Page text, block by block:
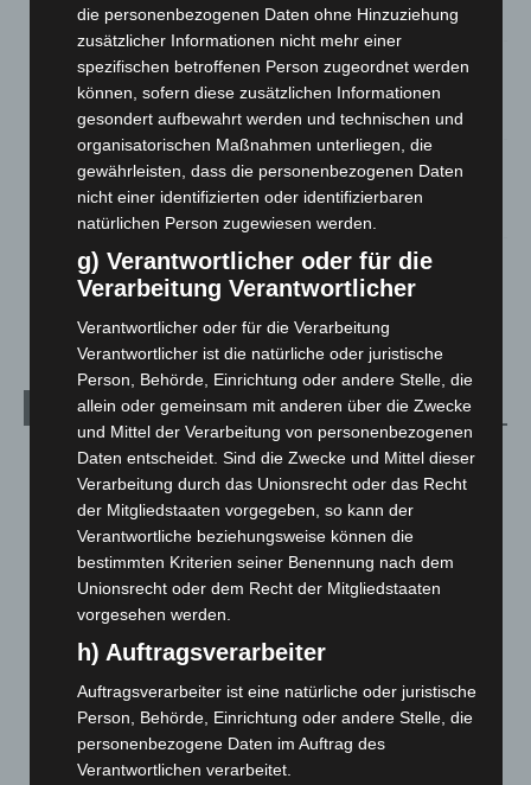
3. August 2026
Hannover: Polizei stoppt 166 Trunkenheitsfahrten bei
Großkontrolle
2. August 2026
Hannover Klassik Open Air 2026: Französische Oper im
Maschpark
2. August 2026
Schwarz Digits und Zscaler starten souveräne Cloud-
Sicherheitsplattform für Europa
Kategorien
Blaulicht
2.797
Corona-News
Hannover und Region
Langenhagen und Ortsteile
Leserbriefe
Menschen
Über uns
Veranstaltungen
1.887
die personenbezogenen Daten ohne Hinzuziehung
zusätzlicher Informationen nicht mehr einer
spezifischen betroffenen Person zugeordnet werden
können, sofern diese zusätzlichen Informationen
gesondert aufbewahrt werden und technischen und
organisatorischen Maßnahmen unterliegen, die
gewährleisten, dass die personenbezogenen Daten
nicht einer identifizierten oder identifizierbaren
natürlichen Person zugewiesen werden.
g) Verantwortlicher oder für die
Verarbeitung Verantwortlicher
Verantwortlicher oder für die Verarbeitung
Verantwortlicher ist die natürliche oder juristische
Person, Behörde, Einrichtung oder andere Stelle, die
allein oder gemeinsam mit anderen über die Zwecke
und Mittel der Verarbeitung von personenbezogenen
Daten entscheidet. Sind die Zwecke und Mittel dieser
Verarbeitung durch das Unionsrecht oder das Recht
der Mitgliedstaaten vorgegeben, so kann der
Verantwortliche beziehungsweise können die
bestimmten Kriterien seiner Benennung nach dem
Unionsrecht oder dem Recht der Mitgliedstaaten
vorgesehen werden.
h) Auftragsverarbeiter
Auftragsverarbeiter ist eine natürliche oder juristische
Person, Behörde, Einrichtung oder andere Stelle, die
personenbezogene Daten im Auftrag des
Verantwortlichen verarbeitet.